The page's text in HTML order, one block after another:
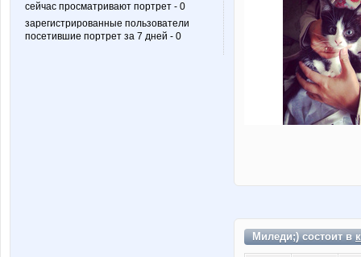
сейчас просматривают портрет - 0
зарегистрированные пользователи
посетившие портрет за 7 дней - 0
Миледи;) состоит в